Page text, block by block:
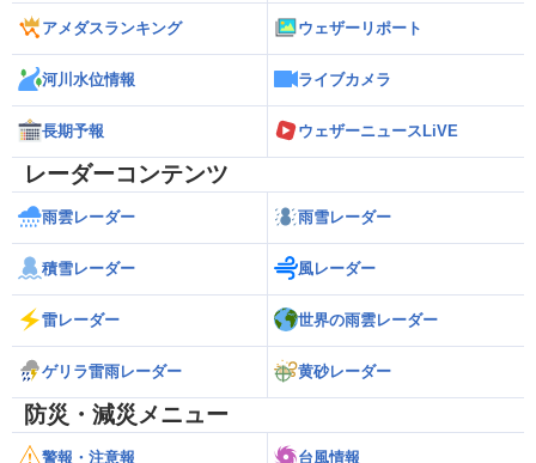
アメダスランキング ウェザーリポート
河川水位情報 ライブカメラ
長期予報 ウェザーニュースLiVE
レーダーコンテンツ
雨雲レーダー 雨雪レーダー
積雪レーダー 風レーダー
雷レーダー 世界の雨雲レーダー
ゲリラ雷雨レーダー 黄砂レーダー
防災・減災メニュー
警報・注意報 台風情報